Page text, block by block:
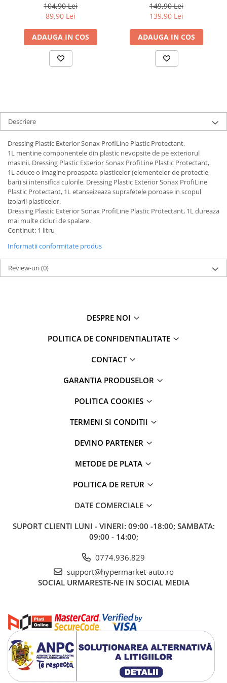
Glass Microfiber - Set
Curatare Geamuri Auto
104,90 Lei
89,90 Lei
ADAUGA IN COS
Protectie Interior Auto cu
Accesorii Incluse, Finisaj
149,90 Lei
139,90 Lei
ADAUGA IN COS
Descriere
Dressing Plastic Exterior Sonax ProfiLine Plastic Protectant,
1L mentine componentele din plastic nevopsite de pe exteriorul
masinii. Dressing Plastic Exterior Sonax ProfiLine Plastic Protectant,
1L aduce o imagine proaspata plasticelor (elementelor de protectie,
bari) si intensifica culorile. Dressing Plastic Exterior Sonax ProfiLine
Plastic Protectant, 1L etanseizeaza suprafetele poroase in scopul
izolarii plasticelor.
Dressing Plastic Exterior Sonax ProfiLine Plastic Protectant, 1L dureaza
mai multe cicluri de spalare.
Continut: 1 litru
Informatii conformitate produs
Review-uri(0)
DESPRE NOI
POLITICA DE CONFIDENTIALITATE
CONTACT
GARANTIA PRODUSELOR
POLITICA COOKIES
TERMENI SI CONDITII
DEVINO PARTENER
METODE DE PLATA
POLITICA DE RETUR
DATE COMERCIALE
SUPORT CLIENTI LUNI - VINERI: 09:00 -18:00; SAMBATA:
09:00 - 14:00;
0774.936.829
support@hypermarket-auto.ro
SOCIAL URMARESTE-NE IN SOCIAL MEDIA